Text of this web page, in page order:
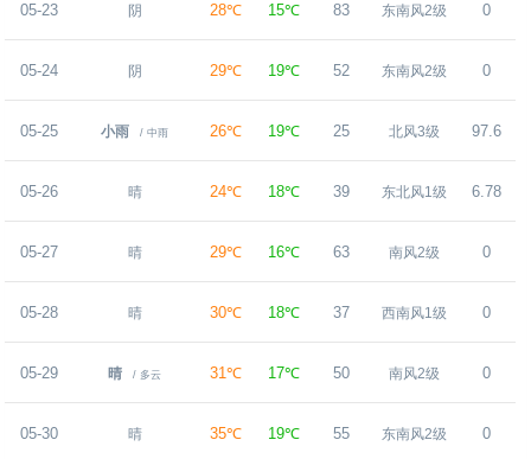
05-23 阴 28℃ 15℃ 83 东南风2级 0
05-24 阴 29℃ 19℃ 52 东南风2级 0
05-25 小雨 / 中雨 26℃ 19℃ 25 北风3级 97.6
05-26 晴 24℃ 18℃ 39 东北风1级 6.78
05-27 晴 29℃ 16℃ 63 南风2级 0
05-28 晴 30℃ 18℃ 37 西南风1级 0
05-29 晴 / 多云 31℃ 17℃ 50 南风2级 0
05-30 晴 35℃ 19℃ 55 东南风2级 0